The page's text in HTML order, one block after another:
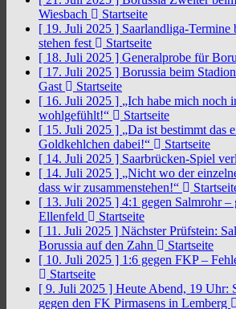
Wiesbach
Startseite
[ 19. Juli 2025 ] Saarlandliga-Termine
stehen fest
Startseite
[ 18. Juli 2025 ] Generalprobe für
[ 17. Juli 2025 ] Borussia beim
Gast
Startseite
[ 16. Juli 2025 ] „Ich habe mich noch
wohlgefühlt!“
Startseite
[ 15. Juli 2025 ] „Da ist bestimmt das
Goldkehlchen dabei!“
Startseite
[ 14. Juli 2025 ] Saarbrücken-Spiel
[ 14. Juli 2025 ] „Nicht wo der
dass wir zusammenstehen!“
[ 13. Juli 2025 ] 4:1 gegen Salmrohr
Ellenfeld
Startseite
[ 11. Juli 2025 ] Nächster Prüfstein:
Borussia auf den Zahn
Startseite
[ 10. Juli 2025 ] 1:6 gegen FKP –
Startseite
[ 9. Juli 2025 ] Heute Abend, 19 Uhr:
gegen den FK Pirmasens in Lemberg